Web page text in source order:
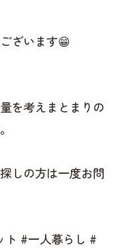
ざいます😁
を考えまとまりの
しの方は一度お問
ト #一人暮らし #